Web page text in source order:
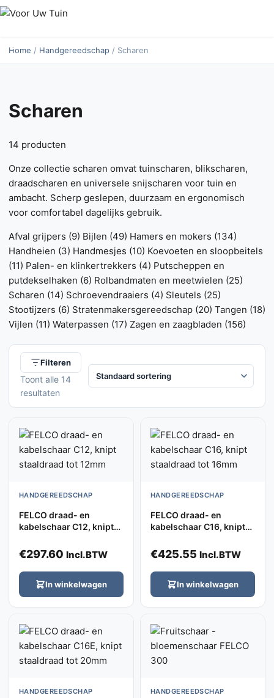
Home / Handgereedschap / Scharen
Scharen
14 producten
Onze collectie scharen omvat tuinscharen, blikscharen,
draadscharen en universele snijscharen voor tuin en
ambacht. Scherp geslepen, duurzaam en ergonomisch
voor comfortabel dagelijks gebruik.
Afval grijpers (9) Bijlen (49) Hamers en mokers (134)
Handheien (3) Handmesjes (10) Koevoeten en sloopbeitels
(11) Palen- en klinkertrekkers (4) Putscheppen en
putdekselhaken (6) Rolbandmaten en meetwielen (25)
Scharen (14) Schroevendraaiers (4) Sleutels (25)
Stootijzers (6) Stratenmakersgereedschap (20) Tangen (18)
Vijlen (11) Waterpassen (17) Zagen en zaagbladen (156)
Filteren
Toont alle 14
resultaten
HANDGEREEDSCHAP
FELCO draad- en
kabelschaar C12, knipt
€297.60 Incl.BTW
In winkelwagen
HANDGEREEDSCHAP
FELCO draad- en
kabelschaar C16, knipt
€425.55 Incl.BTW
In winkelwagen
HANDGEREEDSCHAP HANDGEREEDSCHAP